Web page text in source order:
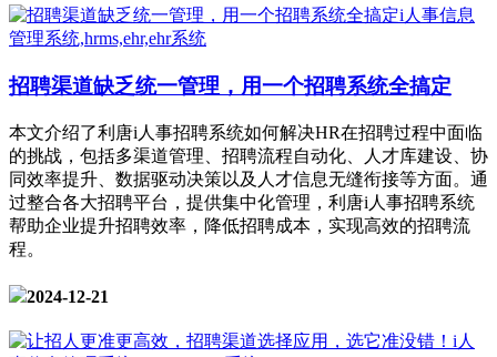
招聘渠道缺乏统一管理，用一个招聘系统全搞定
本文介绍了利唐i人事招聘系统如何解决HR在招聘过程中面临
的挑战，包括多渠道管理、招聘流程自动化、人才库建设、协
同效率提升、数据驱动决策以及人才信息无缝衔接等方面。通
过整合各大招聘平台，提供集中化管理，利唐i人事招聘系统
帮助企业提升招聘效率，降低招聘成本，实现高效的招聘流
程。
2024-12-21